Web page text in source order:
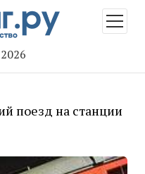
меню
поезд на станции